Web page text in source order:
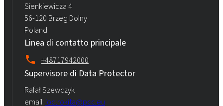
Sienkiewicza 4
56-120 Brzeg Dolny
Poland
Linea di contatto principale
+48717942000
Supervisore di Data Protector
Rafał Szewczyk
email: iod.rokita@pcc.eu